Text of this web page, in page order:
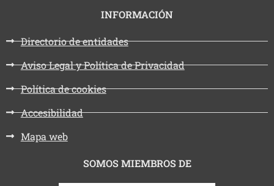
INFORMACIÓN
Directorio de entidades
Aviso Legal y Política de Privacidad
Política de cookies
Accesibilidad
Mapa web
SOMOS MIEMBROS DE